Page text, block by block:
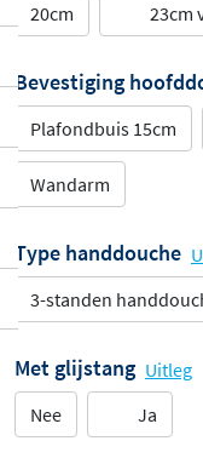
20cm
23cm
Bevestiging
Plafondbuis 15cm
Wandarm
Type handdouche
3-standen
Met glijstang Uitleg
Nee
Ja